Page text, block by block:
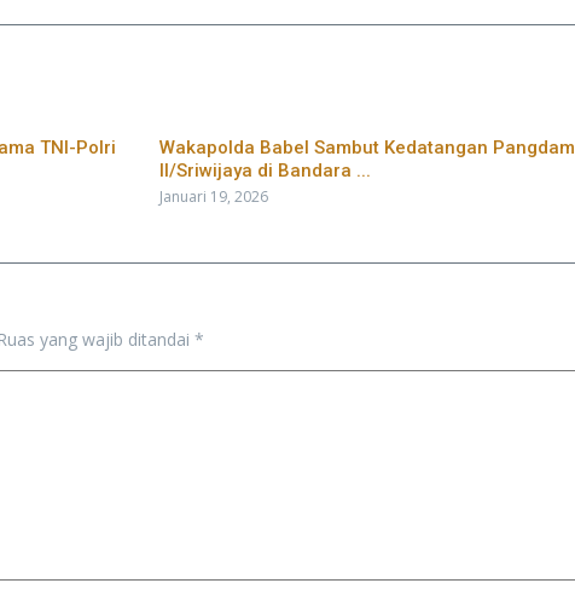
TNI-Polri
Wakapolda Babel Sambut Kedatangan Pangdam
II/Sriwijaya di Bandara ...
Januari 19, 2026
Ruas yang wajib ditandai *